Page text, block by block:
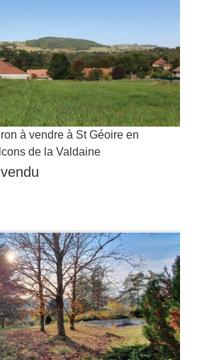
à vendre à St Géoire en
de la Valdaine